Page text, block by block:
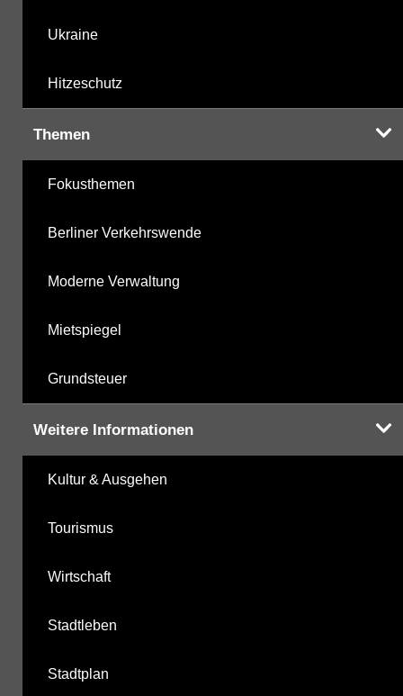
Ukraine
Hitzeschutz
Themen
Fokusthemen
Berliner Verkehrswende
Moderne Verwaltung
Mietspiegel
Grundsteuer
Weitere Informationen
Kultur & Ausgehen
Tourismus
Wirtschaft
Stadtleben
Stadtplan